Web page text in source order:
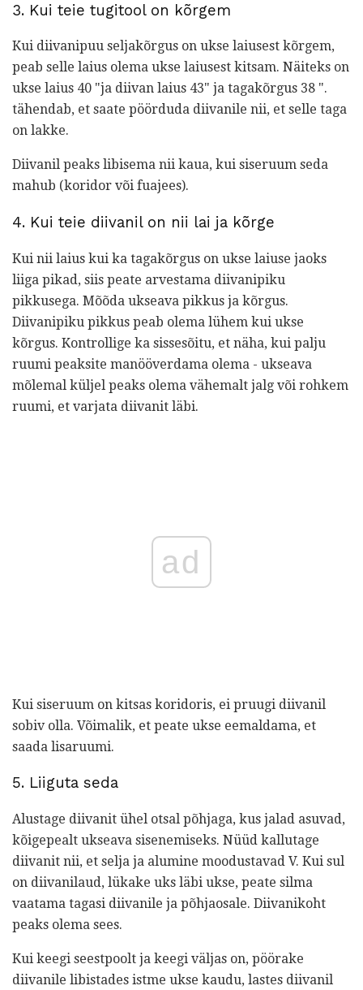
3. Kui teie tugitool on kõrgem
Kui diivanipuu seljakõrgus on ukse laiusest kõrgem,
peab selle laius olema ukse laiusest kitsam. Näiteks on
ukse laius 40 "ja diivan laius 43" ja tagakõrgus 38 ".
tähendab, et saate pöörduda diivanile nii, et selle taga
on lakke.
Diivanil peaks libisema nii kaua, kui siseruum seda
mahub (koridor või fuajees).
4. Kui teie diivanil on nii lai ja kõrge
Kui nii laius kui ka tagakõrgus on ukse laiuse jaoks
liiga pikad, siis peate arvestama diivanipiku
pikkusega. Mõõda ukseava pikkus ja kõrgus.
Diivanipiku pikkus peab olema lühem kui ukse
kõrgus. Kontrollige ka sissesõitu, et näha, kui palju
ruumi peaksite manööverdama olema - ukseava
mõlemal küljel peaks olema vähemalt jalg või rohkem
ruumi, et varjata diivanit läbi.
ad
Kui siseruum on kitsas koridoris, ei pruugi diivanil
sobiv olla. Võimalik, et peate ukse eemaldama, et
saada lisaruumi.
5. Liiguta seda
Alustage diivanit ühel otsal põhjaga, kus jalad asuvad,
kõigepealt ukseava sisenemiseks. Nüüd kallutage
diivanit nii, et selja ja alumine moodustavad V. Kui sul
on diivanilaud, lükake uks läbi ukse, peate silma
vaatama tagasi diivanile ja põhjaosale. Diivanikoht
peaks olema sees.
Kui keegi seestpoolt ja keegi väljas on, pöörake
diivanile libistades istme ukse kaudu, lastes diivanil